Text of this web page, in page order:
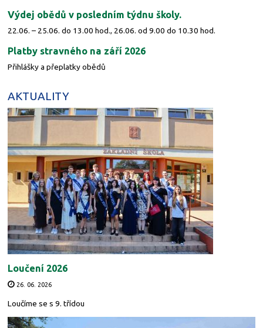
Výdej obědů v posledním týdnu školy.
22.06. – 25.06. do 13.00 hod., 26.06. od 9.00 do 10.30 hod.
Platby stravného na září 2026
Přihlášky a přeplatky obědů
AKTUALITY
Loučení 2026
26. 06. 2026
Loučíme se s 9. třídou